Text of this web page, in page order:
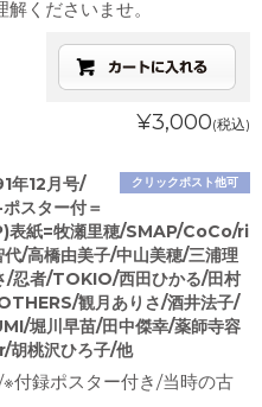
くださいませ。
¥3,000(税込)
クリックポスト他可
年12月号/
スター付＝
表紙=牧瀬里穂/SMAP/CoCo/ri
/高橋由美子/中山美穂/三浦理
/忍者/TOKIO/西田ひかる/田村
観月ありさ/酒井法子/
堀川早苗/田中傑幸/薬師寺容
桃沢ひろ子/他
付録ポスター付き/当時の古